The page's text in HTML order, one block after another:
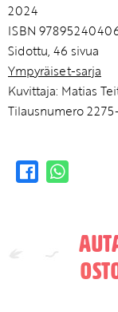
2024
ISBN
Sidottu, 46 sivua
Ympyräiset-sarja
Kuvittaja: Matias
Tilausnumero